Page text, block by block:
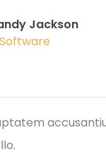
Jackson